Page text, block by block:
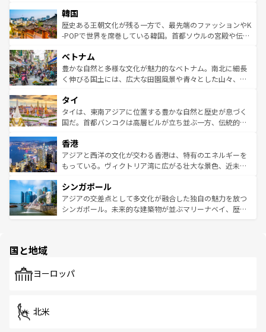
ワイを、存分に味わってほしい。 なお、新着のハワイ情報
はコンテンツ一覧を参照してほしい。
いる。アクティビティも充実しており、サーフィンやダイ
ビング、ハイキングなど、アウトドア好きにはたまらな
い。オーストラリアの多彩な魅力を存分に味わいつくそ
参照してほしい。
ン）、静ひつな山岳地帯である台湾東部など、都市の喧騒
と山間の静けさが共存しており、訪れる人に新しい発見と
驚きをもたらしてくれる。また、奥深い台湾の食文化も魅
容にもいいと評判のスイーツなど、バラエティ豊かな料理
が味わえる。 なお、新着の台湾情報は コンテンツ一覧を参
照してほしい。
韓国
歴史ある王朝文化が残る一方で、最先端のファッションやK
-POPで世界を席巻している韓国。首都ソウルの宮殿や伝統
き、地方に足を延ばせば四季折々の自然美を楽しむことが
できる。そして、キムチや焼肉、絶品のストリートフード
まで、さまざまな韓国料理が待っている。夜には、韓国な
リティに包まれながら、韓国の多彩な魅力を心ゆくまで味
わってみてほしい。 なお、新着の韓国情報はコンテンツ一
覧を参照してほしい。
ベトナム
豊かな自然と多様な文化が魅力的なベトナム。南北に細長
く伸びる国土には、広大な田園風景や青々とした山々、世
急速な発展と共に伝統が息づく。ハノイの古い町並みやホ
ーチミン市のフランス統治時代の建物も、独特の雰囲気を
醸し出している。また、バラエティの豊かさとおいしさで
とつ。フォーやバインミー、ベトナムコーヒーなどは、ぜ
ひ現地で味わいたい。どの地域を訪れてもあたたかい人々
が旅行者を迎えてくれるので、きっと忘れられない旅にな
参照してほしい。
タイ
タイは、東南アジアに位置する豊かな自然と歴史が息づく
国だ。首都バンコクは高層ビルが立ち並ぶ一方、伝統的な
の活気が交差している。北部ではチェンマイなどの山岳地
帯で自然と触れ合い、南部ではプーケットやクラビの美し
いビーチでリゾート気分を楽しむことができる。タイ料理
激する。気候は一年中温暖で、どの季節にも異なる楽しみ
が待っている。親しみやすいタイの人々、仏教を中心とし
た文化、そして多様な観光資源が、訪れる旅人を魅了し続
香港
アジアと西洋の文化が交わる香港は、特有のエネルギーを
もっている。ヴィクトリア湾に広がる壮大な景色、近未来
み、どこを訪れても感動するはず。観光スポットが密集し
ており、効率よく見どころを回れるのも魅力。息をのむよ
うな絶景から文化的な体験まで、香港を存分に楽しみ尽く
シンガポール
アジアの交差点として多文化が融合した独自の魅力を放つ
シンガポール。未来的な建築物が並ぶマリーナベイ、歴史
で、ホーカーズは地元の風情を楽しめる外せないスポット
国と地域
ヨーロッパ
北米